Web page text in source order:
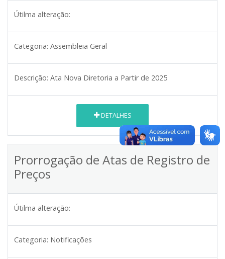
Útilma alteração:
Categoria: Assembleia Geral
Descrição: Ata Nova Diretoria a Partir de 2025
DETALHES
Prorrogação de Atas de Registro de
Preços
Útilma alteração:
Categoria: Notificações